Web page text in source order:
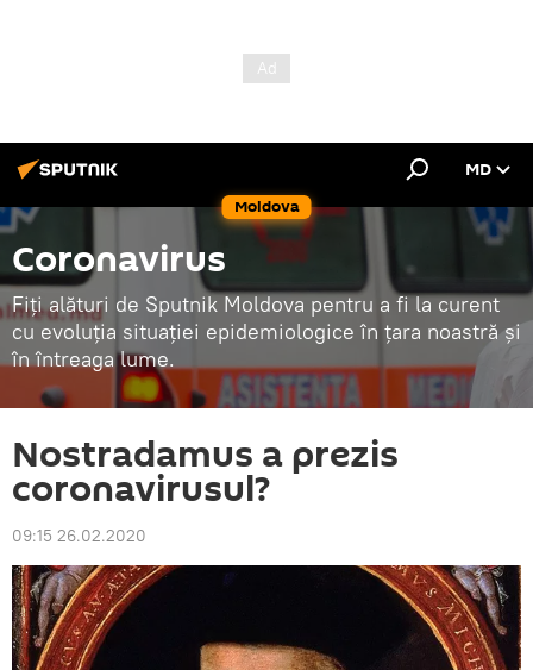
Moldova
MD
Coronavirus
Fiți alături de Sputnik Moldova pentru a fi la curent
cu evoluția situației epidemiologice în țara noastră și
în întreaga lume.
Nostradamus a prezis
coronavirusul?
09:15 26.02.2020